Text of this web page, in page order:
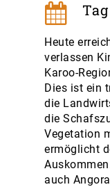
Heute
verlassen
Karoo-
Dies ist ein
die
die
Vegetation
ermöglicht
auch